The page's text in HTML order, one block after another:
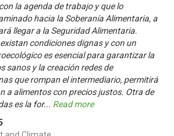
la agenda de trabajo y que lo
hacia la Soberanía Alimentaria, a
llegar a la Seguridad Alimentaria.
condiciones dignas y con un
es esencial para garantizar la
sanos y la creación redes de
que rompan el intermediario, permitirá
a alimentos con precios justos. Otra de
es la for... Read more